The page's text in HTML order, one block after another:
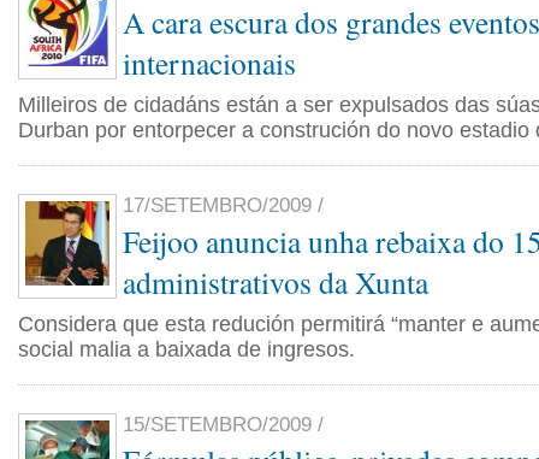
A cara escura dos grandes
internacionais
Milleiros de cidadáns están a ser expulsados das
Durban por entorpecer a construción do novo estadio
17/SETEMBRO/2009 /
Feijoo anuncia unha rebaixa do
administrativos da Xunta
Considera que esta redución permitirá “manter e
social malia a baixada de ingresos.
15/SETEMBRO/2009 /